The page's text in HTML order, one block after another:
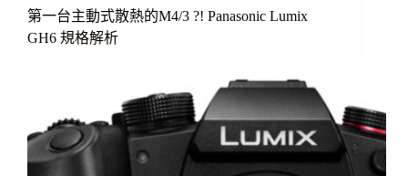
第一台主動式散熱的M4/3 ?! Panasonic Lumix
GH6 規格解析